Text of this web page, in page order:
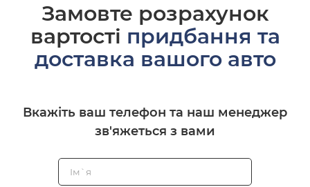
Замовте розрахунок
вартості придбання та
доставка вашого авто
Вкажіть ваш телефон та наш менеджер
зв'яжеться з вами